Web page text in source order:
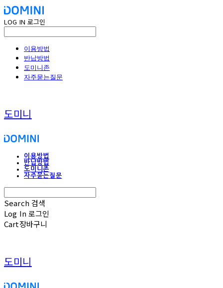
LOG IN 로그인
이용방법
반납방법
도미니존
자주묻는질문
도미니
이용방법
반납방법
도미니존
자주묻는질문
Search 검색
Log In로그인
Cart장바구니
도미니